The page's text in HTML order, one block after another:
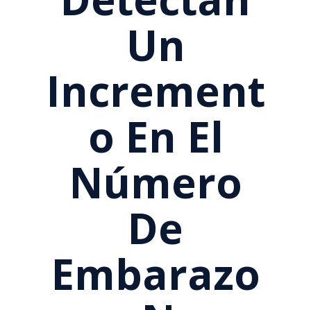
Un
Increment
O En El
Número
De
Embarazo